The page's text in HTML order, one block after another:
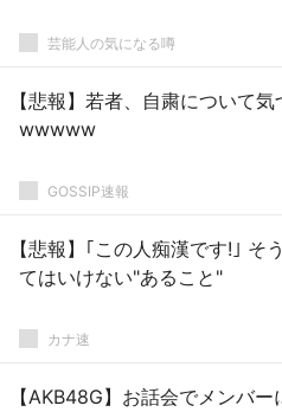
芸能人の気になる噂
【悲報】若者、自粛について気
wwwww
GOSSIP速報
【悲報】｢この人痴漢です!｣ そ
てはいけない"あること"
カナ速
【AKB48G】お話会でメンバ